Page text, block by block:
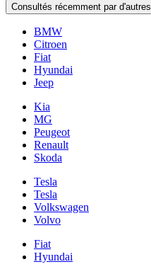
Consultés récemment par d'autres
BMW
Citroen
Fiat
Hyundai
Jeep
Kia
MG
Peugeot
Renault
Skoda
Tesla
Tesla
Volkswagen
Volvo
Fiat
Hyundai